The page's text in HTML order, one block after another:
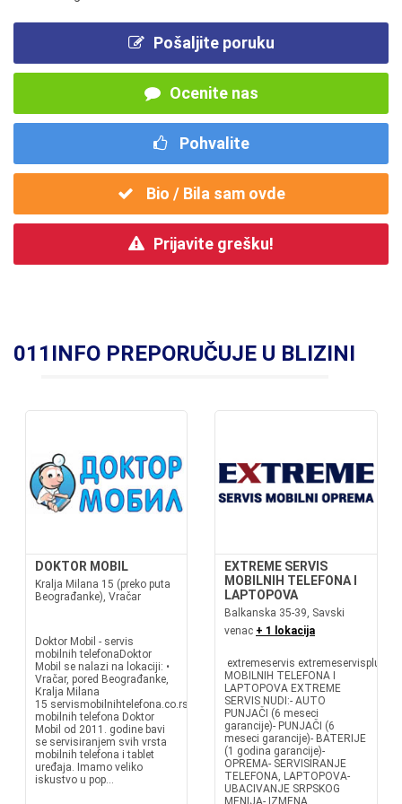
Pošaljite poruku
Ocenite nas
Pohvalite
Bio / Bila sam ovde
Prijavite grešku!
011INFO PREPORUČUJE U BLIZINI
DOKTOR MOBIL
Kralja Milana 15 (preko puta
Beograđanke), Vračar
Doktor Mobil - servis
mobilnih telefonaDoktor
Mobil se nalazi na lokaciji: •
Vračar, pored Beograđanke,
Кralja Milana
15 servismobilnihtelefona.co.rsServis
mobilnih telefona Doktor
Mobil od 2011. godine bavi
se servisiranjem svih vrsta
mobilnih telefona i tablet
uređaja. Imamo veliko
iskustvo u pop...
EXTREME SERVIS
MOBILNIH TELEFONA I
LAPTOPOVA
Balkanska 35-39, Savski
venac + 1 lokacija
extremeservis
MOBILNIH TELEFONA I
LAPTOPOVA EXTREME
SERVIS NUDI:- AUTO
PUNJAČI (6 meseci
garancije)- PUNJAČI (6
meseci garancije)- BATERIJE
(1 godina garancije)-
OPREMA- SERVISIRANJE
TELEFONA, LAPTOPOVA-
UBACIVANJE SRPSKOG
MENIJA- IZMENA